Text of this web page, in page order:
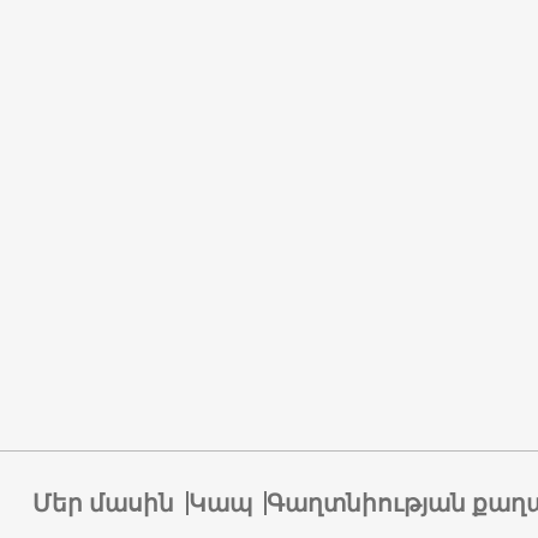
Մեր մասին Կապ Գաղտնիության